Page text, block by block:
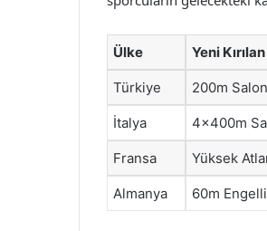
Ülke Yeni
Türkiye 200m
İtalya 4x400m
Fransa Yüksek
Almanya 60m